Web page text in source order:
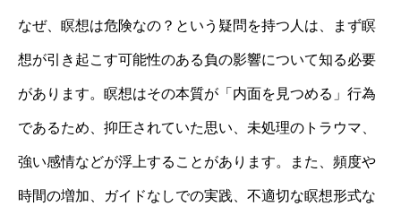
なぜ、瞑想は危険なの？という疑問を持つ人は、まず瞑
想が引き起こす可能性のある負の影響について知る必要
があります。瞑想はその本質が「内面を見つめる」行為
であるため、抑圧されていた思い、未処理のトラウマ、
強い感情などが浮上することがあります。また、頻度や
時間の増加、ガイドなしでの実践、不適切な瞑想形式な